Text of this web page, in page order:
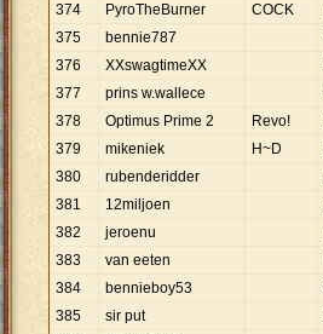
374
PyroTheBurner COCK
375
bennie787
376
XXswagtimeXX
377
prins w.wallece
378
Optimus Prime 2 Revo!
379
mikeniek H~D
380
rubenderidder
381
12miljoen
382
jeroenu
383
van eeten
384
bennieboy53
385
sir put